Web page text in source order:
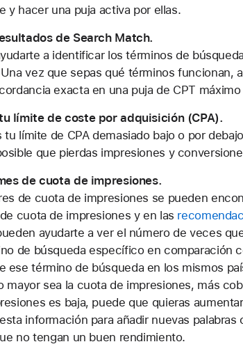
y hacer una puja activa por ellas.
de Search Match.
a identificar los términos de
vez que sepas qué términos funcionan,
exacta en una puja de CPT máximo
límite de coste por adquisición (CPA).
tu límite de CPA demasiado bajo o por
que pierdas impresiones y
de cuota de impresiones.
de cuota de impresiones se pueden
cuota de impresiones y en las
ayudarte a ver el número de veces
de búsqueda específico en comparación
ese término de búsqueda en los mismos
mayor sea la cuota de impresiones, más
es baja, puede que quieras
información para añadir nuevas
no tengan un buen rendimiento.